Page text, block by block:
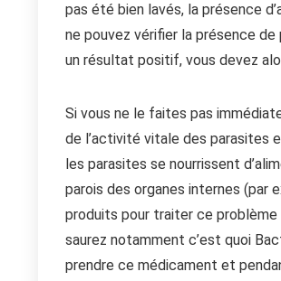
pas été bien lavés, la présence
ne pouvez vérifier la présence
un résultat positif, vous devez
Si vous ne le faites pas
de l’activité vitale des parasites
les parasites se nourrissent
parois des organes internes (par
produits pour traiter ce
saurez notamment c’est quoi
prendre ce médicament et